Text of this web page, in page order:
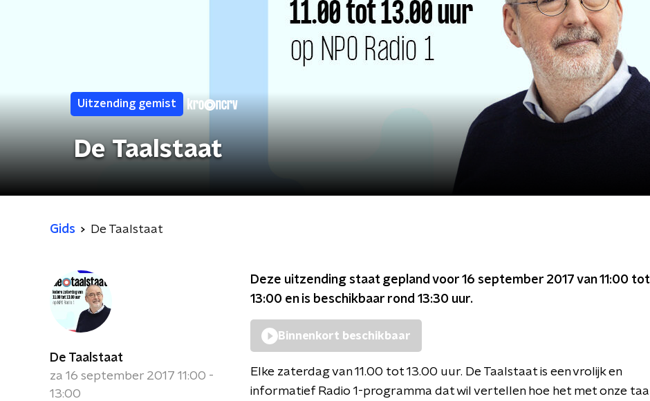
Uitzending gemist
De Taalstaat
Gids De Taalstaat
De Taalstaat
za 16 september 2017 11:00 -
13:00
Deze uitzending staat gepland voor 16 september 2017 van 11:00 tot
13:00 en is beschikbaar rond 13:30 uur.
Binnenkort beschikbaar
Elke zaterdag van 11.00 tot 13.00 uur. De Taalstaat is een vrolijk en
informatief Radio 1-programma dat wil vertellen hoe het met onze taal